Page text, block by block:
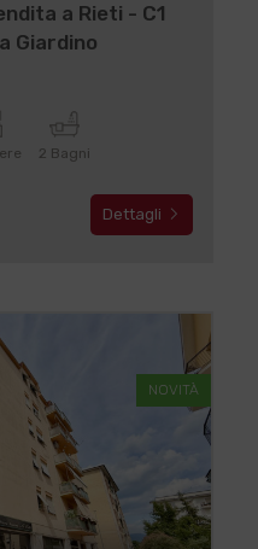
a Rieti - C1
Giardino
2 Bagni
Dettagli
NOVITÀ